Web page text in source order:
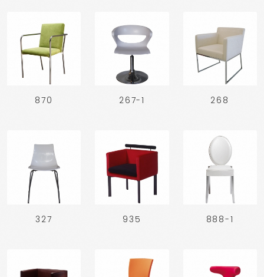
870 267-1 268
327 935 888-1